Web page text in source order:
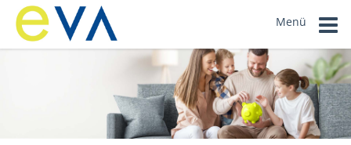
Menü